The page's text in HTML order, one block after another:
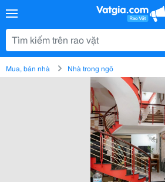
Mua, bán nhà Nhà trong ngõ